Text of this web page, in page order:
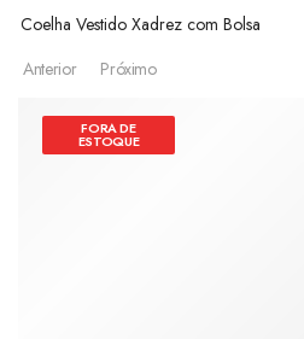
Coelha Vestido Xadrez com Bolsa
Anterior
Próximo
FORA DE
ESTOQUE